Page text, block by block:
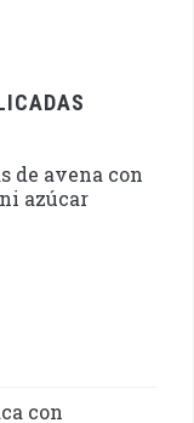
de avena con
azúcar
con